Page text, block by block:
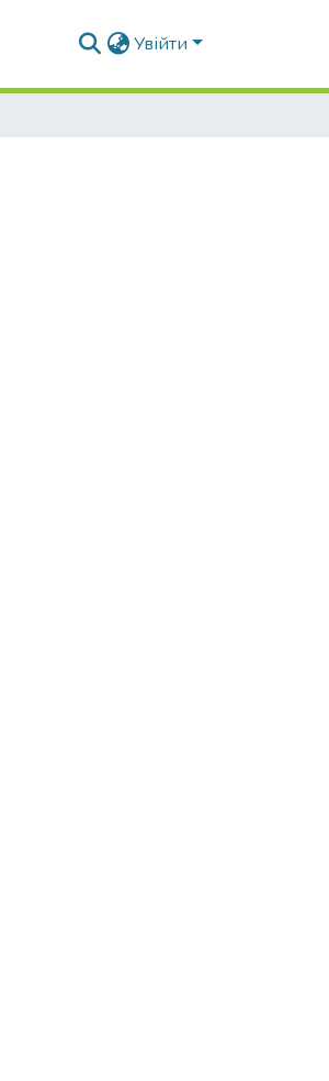
Увійти